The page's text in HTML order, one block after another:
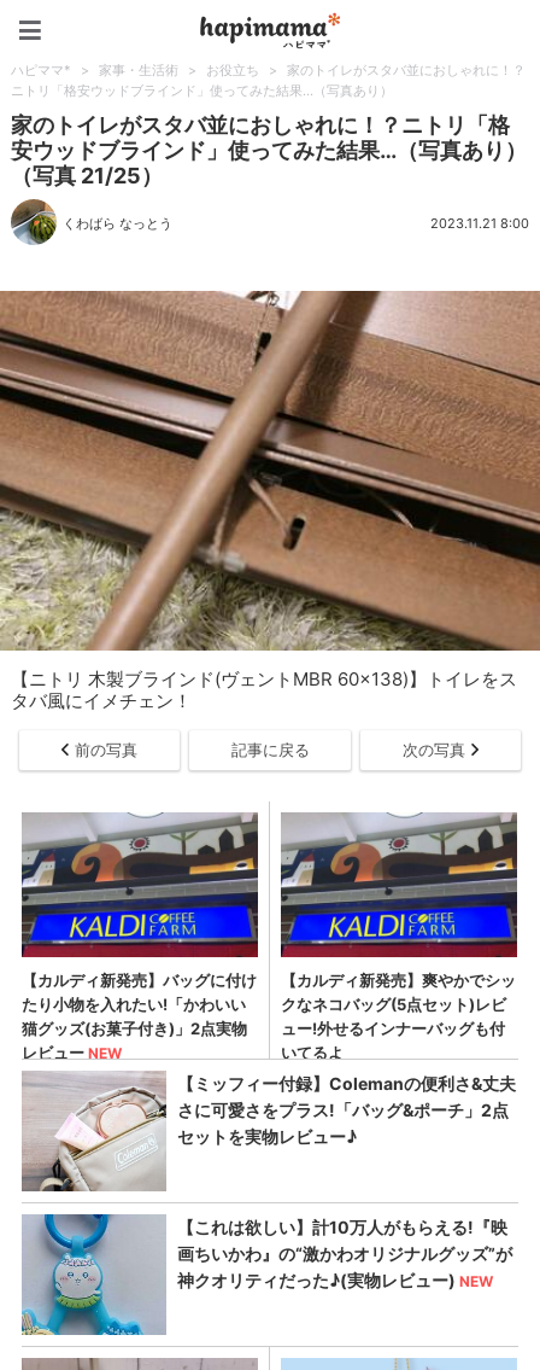
ハピママ* > 家事・生活術 > お役立ち >
家のトイレがスタバ並におしゃれに！？
ニトリ「格安ウッドブラインド」使ってみた結果…（写真あり）
家のトイレがスタバ並におしゃれに！？ニトリ「格
安ウッドブラインド」使ってみた結果…（写真あり）
（写真 21/25）
くわばら なっとう 2023.11.21 8:00
【ニトリ 木製ブラインド(ヴェントMBR 60x138)】トイレをス
タバ風にイメチェン！
前の写真 記事に戻る 次の写真